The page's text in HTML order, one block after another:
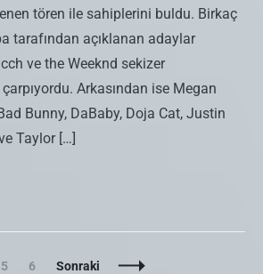
tören ile sahiplerini buldu. Birkaç
tarafından açıklanan adaylar
ve the Weeknd sekizer
Arkasından ise Megan
Bunny, DaBaby, Doja Cat, Justin
Taylor […]
Sayfa
5 Sayfa
6 Sonraki